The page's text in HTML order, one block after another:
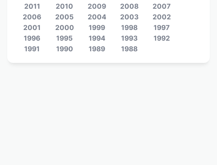
2011
2010 2009 2008
2007
2006
2005 2004 2003
2002
2001
2000 1999 1998
1997
1996
1995 1994 1993
1992
1991
1990 1989 1988